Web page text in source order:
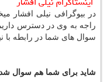
در بیوگرافی نیلی افشار
راجه به وی در دسترس
سوال های‌‌ شما در رابطه با
شاید برای شما هم سوال